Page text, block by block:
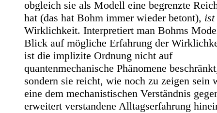
obgleich sie als Modell eine begrenzte
hat (das hat Bohm immer wieder betont), ist
Wirklichkeit. Interpretiert man Bohms
Blick auf mögliche Erfahrung der
ist die implizite Ordnung nicht auf
quantenmechanische Phänomene
sondern sie reicht, wie noch zu zeigen sein
eine dem mechanistischen Verständnis
erweitert verstandene Alltagserfahrung